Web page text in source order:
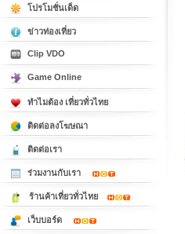
โปรโมชั่นเด็ด
ข่าวท่องเที่ยว
Clip VDO
Game Online
ทำไมต้อง เที่ยวทั่วไทย
ติดต่อลงโฆษณา
ติดต่อเรา
ร่วมงานกับเรา
ร้านค้าเที่ยวทั่วไทย
เว็บบอร์ด